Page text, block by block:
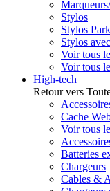
Stylos
Stylos
Stylos
Voir tous
Voir tous
High-tech
Retour vers
Cache
Voir tous
Batteries
Chargeurs
Cables &